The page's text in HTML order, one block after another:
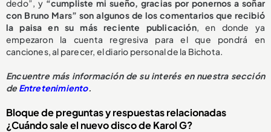
dedo”, y “cumpliste mi sueño, gracias por ponernos a soñar
con Bruno Mars” son algunos de los comentarios que recibió
la paisa en su más reciente publicación, en donde ya
empezaron la cuenta regresiva para el que pondrá en
canciones, al parecer, el diario personal de la Bichota.
Encuentre más información de su interés en nuestra sección
deEntretenimiento.
Bloque de preguntas y respuestas relacionadas
¿Cuándo sale el nuevo disco de Karol G?